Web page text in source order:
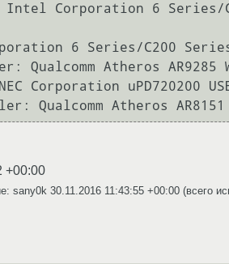
Corporation 6 Series/
6 Series/C200
Qualcomm Atheros
Corporation uPD720200
+00:00
sany0k 30.11.2016 11:43:55 +00:00 (всего